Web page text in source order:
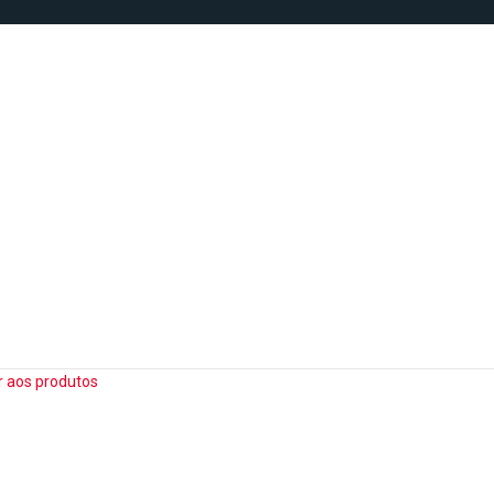
aos produtos